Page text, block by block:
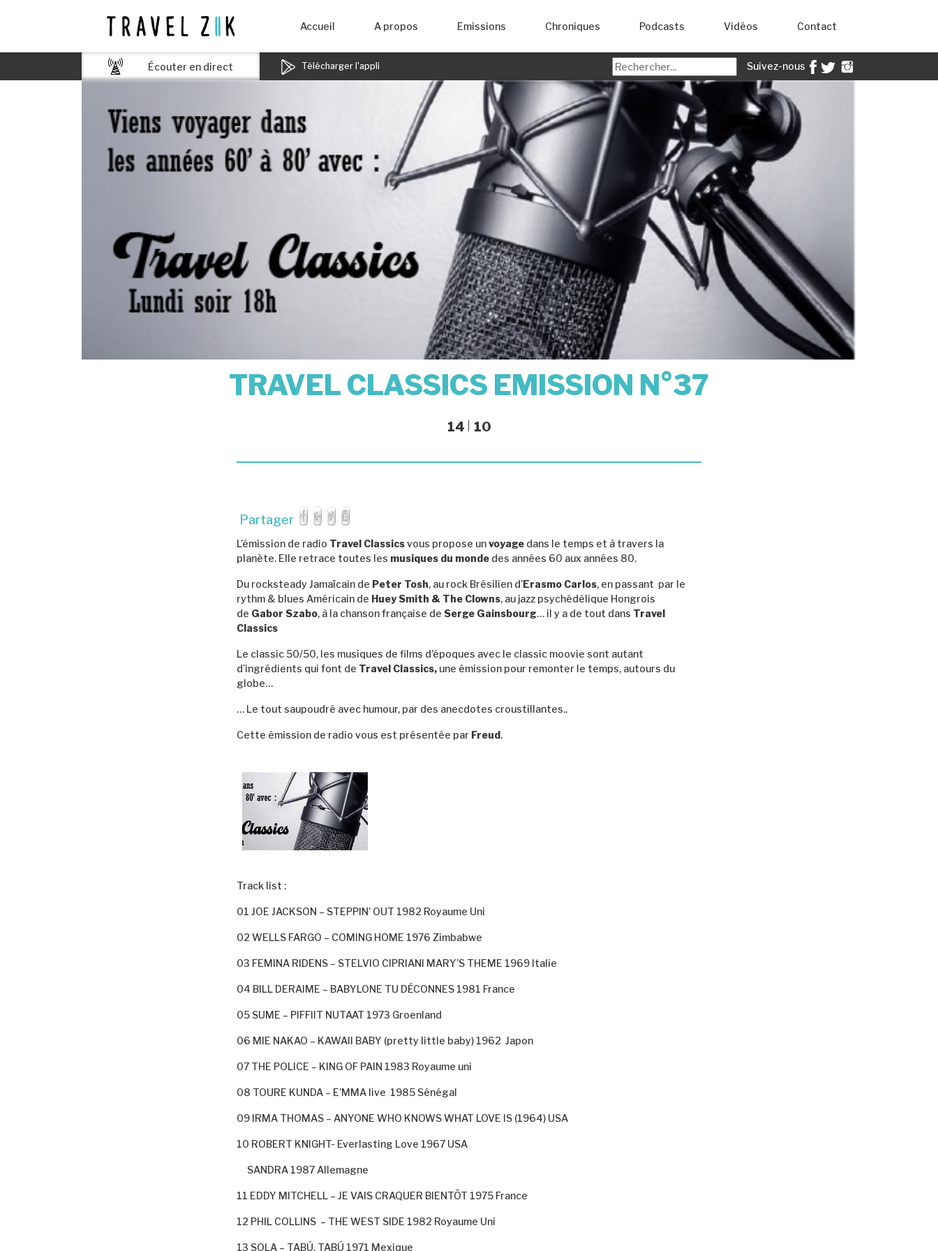
Accueil A propos Emissions Chroniques Podcasts Vidéos Contact
Écouter en direct Télécharger l'appli Suivez-nous
TRAVEL CLASSICS EMISSION N°37
14 10
Partager
L’émission de radio Travel Classicsvous propose unvoyage dans le temps et à travers la
planète. Elle retrace toutes les musiques du monde des années 60 aux années 80.
Du rocksteady Jamaïcain de Peter Tosh, au rock Brésilien d’Erasmo Carlos, en passant par le
rythm & blues Américain de Huey Smith & The Clowns, au jazz psychédélique Hongrois
de Gabor Szabo, à la chanson française de Serge Gainsbourg… il y a de tout dans Travel
Classics
Le classic 50/50, les musiques de films d’époques avec le classic moovie sont autant
d’ingrédients qui font de Travel Classics, une émission pour remonter le temps, autours du
globe…
… Le tout saupoudré avec humour, par des anecdotes croustillantes..
Cette émission de radio vous est présentée par Freud.
Track list :
01 JOE JACKSON – STEPPIN’ OUT 1982 Royaume Uni
02 WELLS FARGO – COMING HOME 1976 Zimbabwe
03 FEMINA RIDENS – STELVIO CIPRIANI MARY’S THEME 1969 Italie
04 BILL DERAIME – BABYLONE TU DÉCONNES 1981 France
05 SUME – PIFFIIT NUTAAT 1973 Groenland
06 MIE NAKAO – KAWAII BABY (pretty little baby) 1962 Japon
07 THE POLICE – KING OF PAIN 1983 Royaume uni
08 TOURE KUNDA – E’MMA live 1985 Sénégal
09 IRMA THOMAS – ANYONE WHO KNOWS WHAT LOVE IS (1964) USA
10 ROBERT KNIGHT- Everlasting Love 1967 USA
SANDRA 1987 Allemagne
11 EDDY MITCHELL – JE VAIS CRAQUER BIENTÔT 1975 France
12 PHIL COLLINS – THE WEST SIDE 1982 Royaume Uni
13 SOLA – TABÚ, TABÚ 1971 Mexique